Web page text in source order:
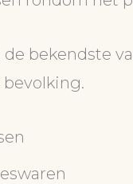
bekendste
bevolking.